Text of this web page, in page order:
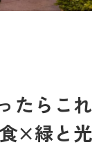
たらこれ
×緑と光